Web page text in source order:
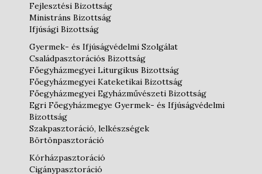
Fejlesztési Bizottság
Ministráns Bizottság
Ifjúsági Bizottság
Gyermek- és Ifjúságvédelmi Szolgálat
Családpasztorációs Bizottság
Főegyházmegyei Liturgikus Bizottság
Főegyházmegyei Kateketikai Bizottság
Főegyházmegyei Egyházművészeti Bizottság
Egri Főegyházmegye Gyermek- és Ifjúságvédelmi
Bizottság
Szakpasztoráció, lelkészségek
Börtönpasztoráció
Kórházpasztoráció
Cigánypasztoráció